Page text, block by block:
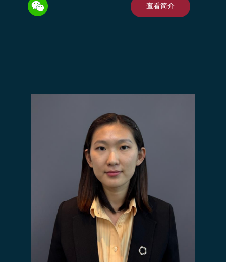
查看简介